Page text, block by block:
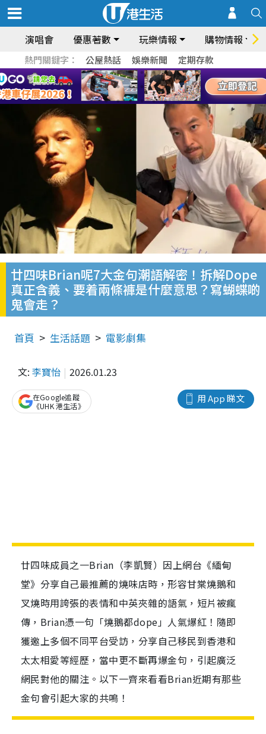
演唱會 優惠著數 玩樂情報 購物情報
熱門關鍵字： 公屋熱話 娛樂新聞 定期存款
廿四味Brian呢7大金句潮語解密！拆解Dope
真正含義、要着兩條褲是什麼意思？寫蝴蝶啲
鬼會走？
首頁 生活話題 電影劇集
文: 李寶怡 2026.01.23
用 App 睇文
在Google追蹤
《UHK 港生活》
廿四味成員之一Brian（李凱賢）因上網台《緬甸
堂》分享自己最推薦的燒味店時，形容甘棠燒鵝和
叉燒時用誇張的表情和中英夾雜的語氣，短片被瘋
傳，Brian憑一句「燒鵝都dope」人氣爆紅！隨即
獲邀上多個不同平台受訪，分享自己移民到香港和
太太相愛等經歷，當中更不斷再爆金句，引起廣泛
網民對他的關注。以下一齊來看看Brian近期有那些
金句會引起大家的共鳴！